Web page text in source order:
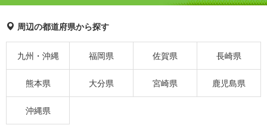
周辺の都道府県から探す
九州・沖縄 福岡県 佐賀県 長崎県
熊本県 大分県 宮崎県 鹿児島県
沖縄県